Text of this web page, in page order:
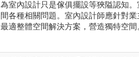
為室內設計只是傢俱擺設等狹隘認知
間各種相關問題。室內設計師應針對
最適整體空間解決方案，營造獨特空間